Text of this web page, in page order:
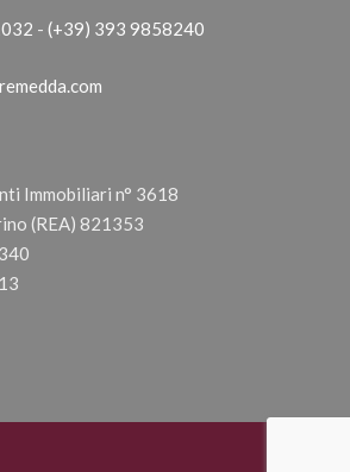
- (+39) 393 9858240
Immobiliari n° 3618
(REA) 821353